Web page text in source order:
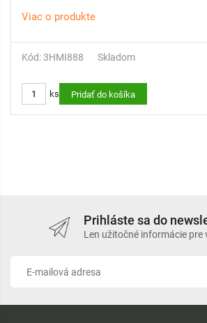
Výsuvný rotačný postrekovač Hunter I-25-
Viac o produkte
Kód: 3HMI888 Skladom
ks Pridať do košíka
Prihláste sa do
Len užitočné informácie pre